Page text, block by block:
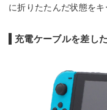
に折りたたんだ状態をキ
充電ケーブルを差し